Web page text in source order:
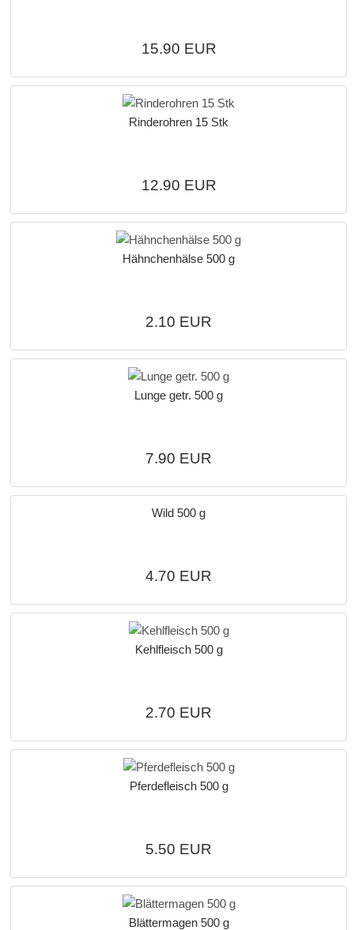
15.90 EUR
Rinderohren 15 Stk
12.90 EUR
Hähnchenhälse 500 g
2.10 EUR
Lunge getr. 500 g
7.90 EUR
Wild 500 g
4.70 EUR
Kehlfleisch 500 g
2.70 EUR
Pferdefleisch 500 g
5.50 EUR
Blättermagen 500 g